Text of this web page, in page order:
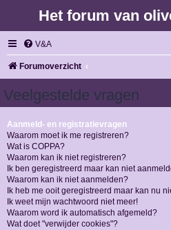
Het forum van
V&A
Forumoverzicht
Veelgestelde vragen
Aanmeld- en registratievragen
Waarom moet ik me registreren?
Wat is COPPA?
Waarom kan ik niet registreren?
Ik ben geregistreerd maar kan niet
Waarom kan ik niet aanmelden?
Ik heb me ooit geregistreerd maar kan nu
Ik weet mijn wachtwoord niet meer!
Waarom word ik automatisch afgemeld?
Wat doet "verwijder cookies"?